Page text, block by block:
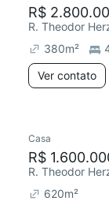
R$
R. Theodor
380m²
Ver contato
Casa
R$
R. Theodor
620m²